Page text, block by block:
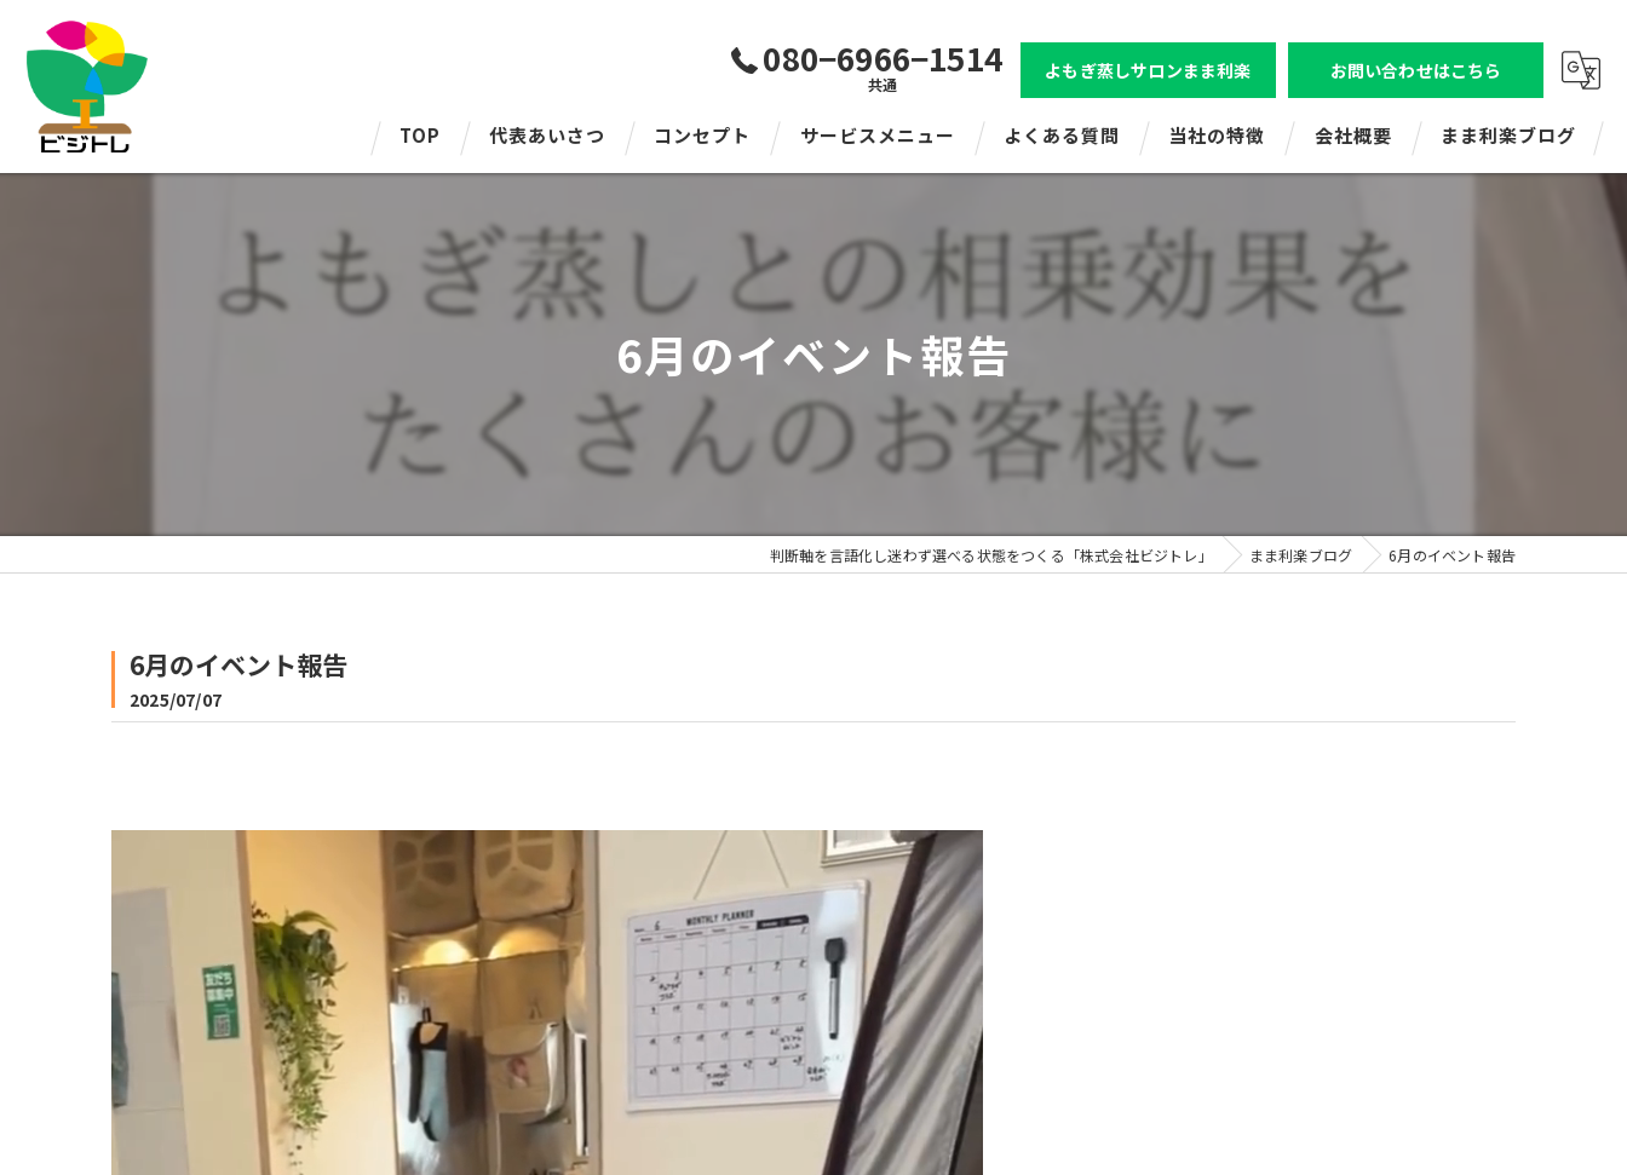
080−6966−1514
共通
よもぎ蒸しサロンまま利楽 お問い合わせはこちら
TOP 代表あいさつ コンセプト サービスメニュー よくある質問 当社の特徴
ビジトレエンタープライズ
ビジネスコミュニケーション研修
ママ起業応援講座
ビジトレ for スクール
会社概要
株式会社ビジトレ
よもぎ蒸しサロンまま利楽（狛江店舗）
まま利楽ブログ
6月のイベント報告
判断軸を言語化し迷わず選べる状態をつくる「株式会社ビジトレ」 まま利楽ブログ 6月のイベント報告
6月のイベント報告
2025/07/07